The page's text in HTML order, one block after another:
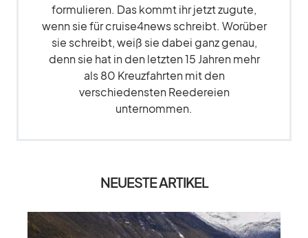
formulieren. Das kommt ihr jetzt zugute,
wenn sie für cruise4news schreibt. Worüber
sie schreibt, weiß sie dabei ganz genau,
denn sie hat in den letzten 15 Jahren mehr
als 80 Kreuzfahrten mit den
verschiedensten Reedereien
unternommen.
NEUESTE ARTIKEL